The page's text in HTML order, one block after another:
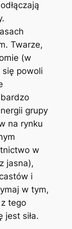
Twarze,
(w
się powoli
grupy
na rynku
w
jasna),
i
w tym,
tego
jest siła.